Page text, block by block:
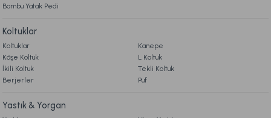
Bambu Yatak Pedi
Koltuklar
Koltuklar
Kanepe
Köşe Koltuk
L Koltuk
İkili Koltuk
Tekli Koltuk
Berjerler
Puf
Yastık & Yorgan